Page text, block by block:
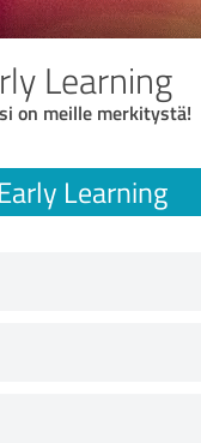
Learning
on meille merkitystä!
Learning